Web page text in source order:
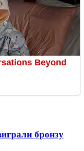
бронзу